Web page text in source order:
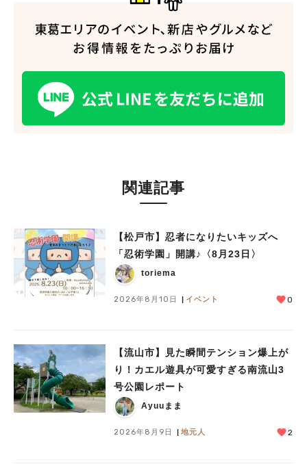
関連記事
【松戸市】忍者になりたいキッズへ
「忍術学園」開講♪〈8月23日〉
toriema
2026年8月10日 イベント 0
【流山市】見た瞬間テンション爆上が
り！カエル遊具が可愛すぎる南流山3
号公園レポート
Ayuuまま
2026年8月9日 地元人 2